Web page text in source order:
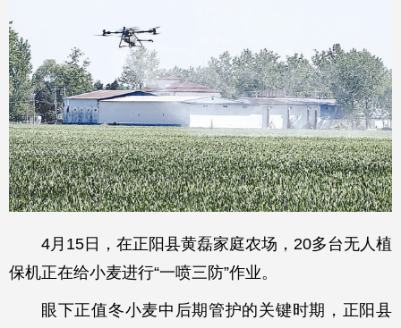
4月15日，在正阳县黄磊家庭农场，20多台无人植
保机正在给小麦进行“一喷三防”作业。
眼下正值冬小麦中后期管护的关键时期，正阳县